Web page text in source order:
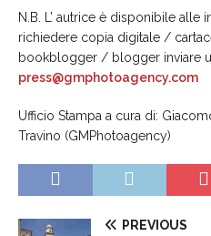
N.B. L’ autrice è disponibile alle
richiedere copia digitale /
bookblogger / blogger inviare
press@gmphotoagency.com
Ufficio Stampa a cura di:
Travino (GMPhotoagency)
PREVIOUS